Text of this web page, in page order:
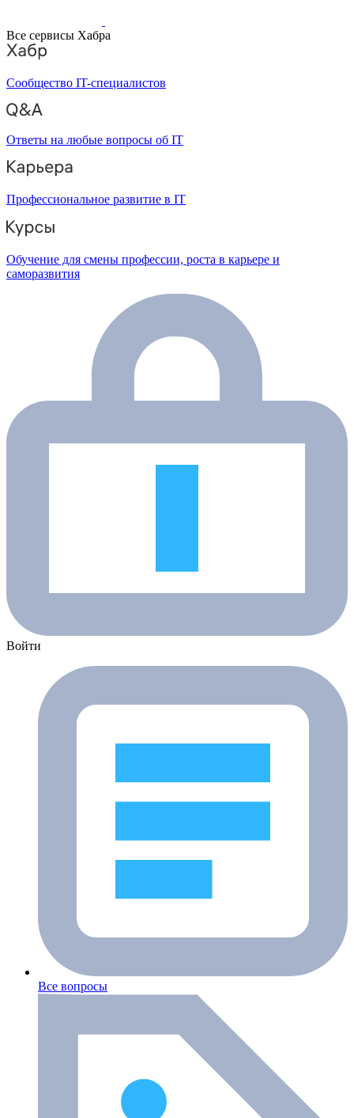
Все сервисы Хабра
Сообщество IT-специалистов
Ответы на любые вопросы об IT
Профессиональное развитие в IT
Обучение для смены профессии, роста в карьере и
саморазвития
Войти
Все вопросы